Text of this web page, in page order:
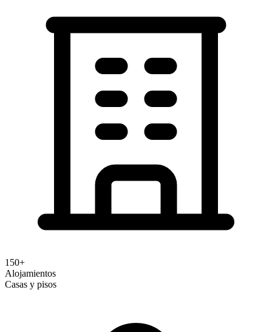
150+
Alojamientos
Casas y pisos